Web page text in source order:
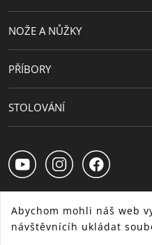
NOŽE A NŮŽKY
PŘÍBORY
STOLOVÁNÍ
CS
Abychom mohli náš web
návštěvnícíh ukládat